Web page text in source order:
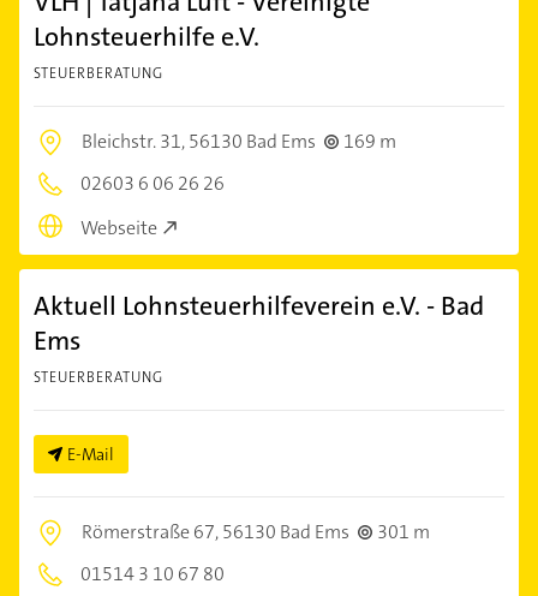
Lohnsteuerhilfe e.V.
STEUERBERATUNG
Bleichstr. 31,56130 Bad Ems
169 m
02603 6 06 26 26
Webseite
Aktuell Lohnsteuerhilfeverein e.V. - Bad
Ems
STEUERBERATUNG
E-Mail
Römerstraße 67,56130 Bad Ems
301 m
01514 3 10 67 80